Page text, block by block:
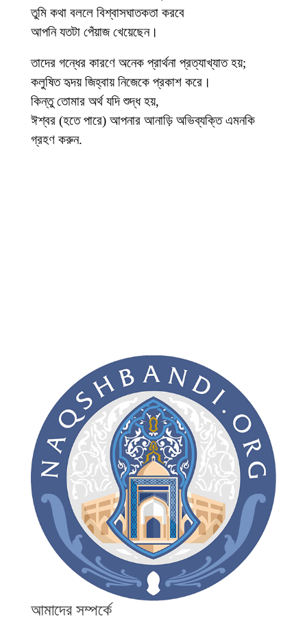
তুমি কথা বললে বিশ্বাসঘাতকতা করবে
আপনি যতটা পেঁয়াজ খেয়েছেন।
তাদের গন্ধের কারণে অনেক প্রার্থনা প্রত্যাখ্যাত হয়;
কলুষিত হৃদয় জিহ্বায় নিজেকে প্রকাশ করে।
কিন্তু তোমার অর্থ যদি শুদ্ধ হয়,
ঈশ্বর (হতে পারে) আপনার আনাড়ি অভিব্যক্তি এমনকি
গ্রহণ করুন.
আমাদের সম্পর্কে